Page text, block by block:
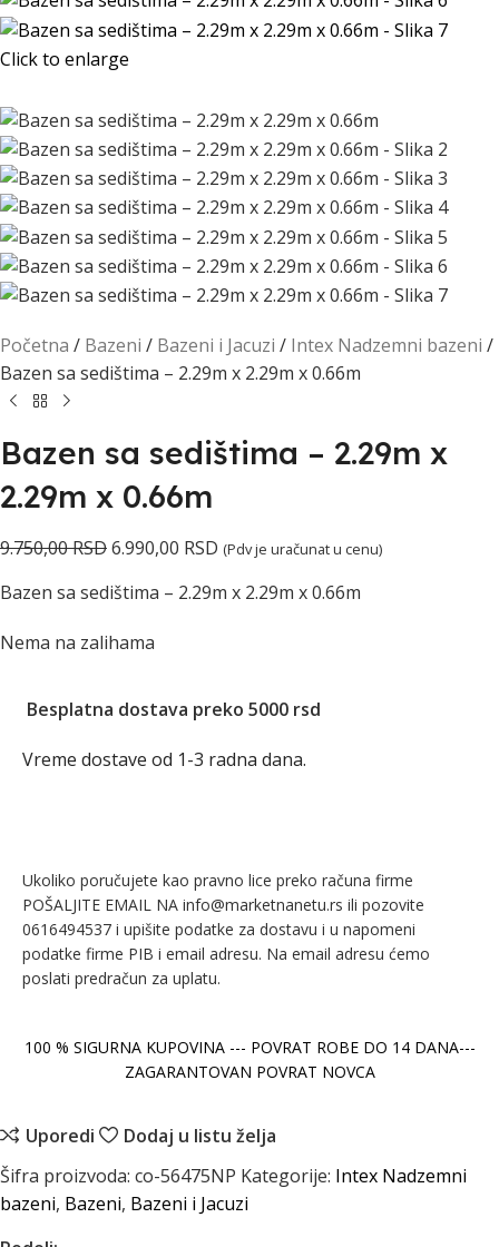
Click to enlarge
Početna Bazeni Bazeni i Jacuzi
Intex Nadzemni bazeni
Bazen sa sedištima – 2.29m x 2.29m x 0.66m
Bazen sa sedištima – 2.29m x
2.29m x 0.66m
9.750,00RSD6.990,00 RSD (Pdv je uračunat u cenu)
Bazen sa sedištima – 2.29m x 2.29m x 0.66m
Nema na zalihama
Besplatna dostava preko 5000 rsd
Vreme dostave od 1-3 radna dana.
Ukoliko poručujete kao pravno lice preko računa firme
POŠALJITE EMAIL NA info@marketnanetu.rs ili pozovite
0616494537 i upišite podatke za dostavu i u napomeni
podatke firme PIB i email adresu. Na email adresu ćemo
poslati predračun za uplatu.
100 % SIGURNA KUPOVINA --- POVRAT ROBE DO 14 DANA---
ZAGARANTOVAN POVRAT NOVCA
Uporedi
Dodaj u listu želja
Šifra proizvoda: co-56475NP Kategorije: Intex Nadzemni
bazeni, Bazeni, Bazeni i Jacuzi